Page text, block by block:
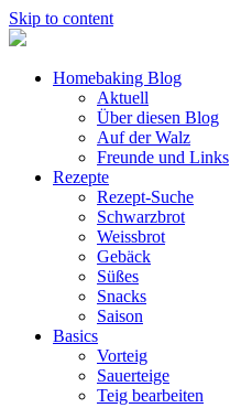
Skip to content
Homebaking Blog
Aktuell
Über diesen Blog
Auf der Walz
Freunde und Links
Rezepte
Rezept-Suche
Schwarzbrot
Weissbrot
Gebäck
Süßes
Snacks
Saison
Basics
Vorteig
Sauerteige
Teig bearbeiten